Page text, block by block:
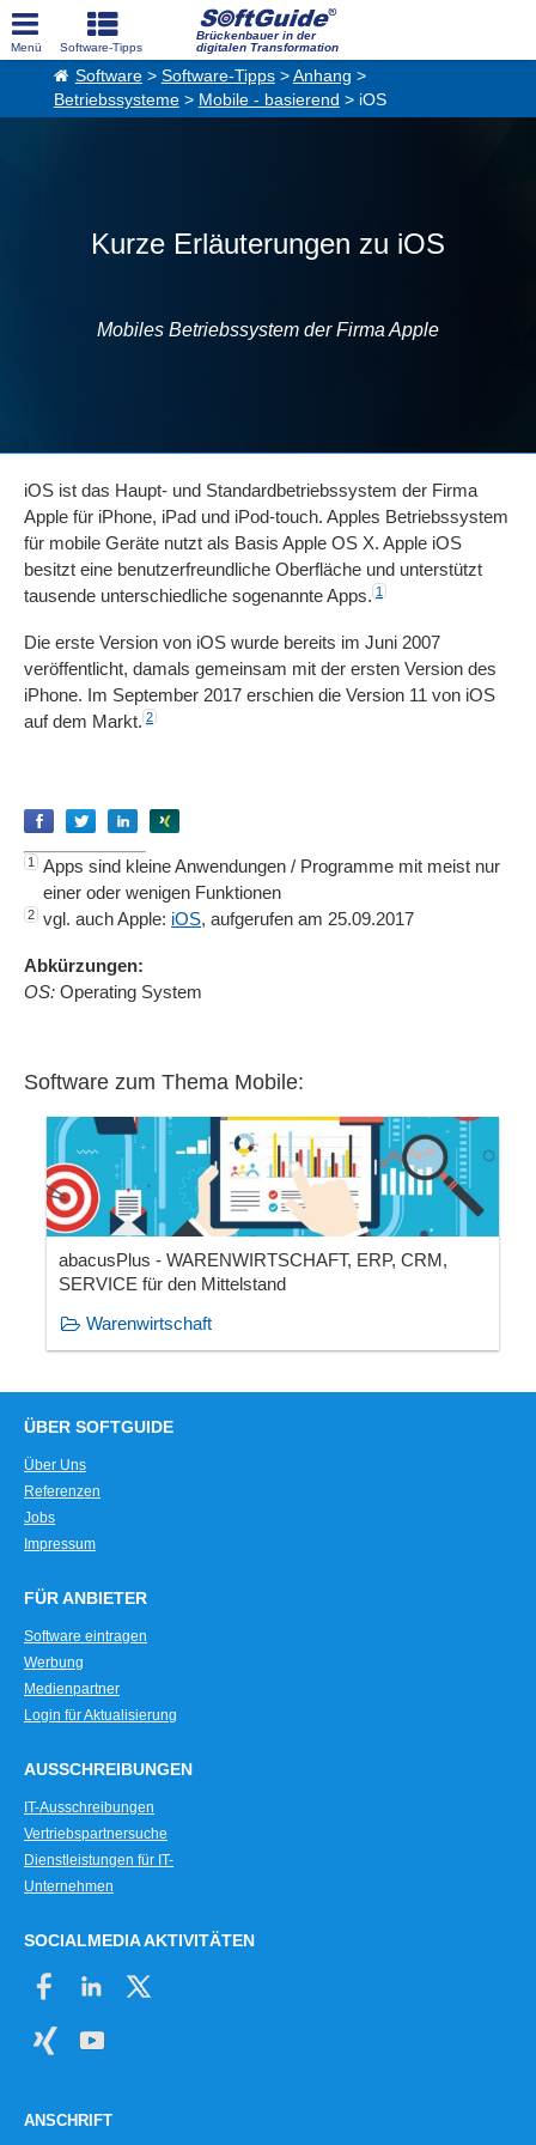
Brückenbauer in der
digitalen Transformation
Software> Software-Tipps> Anhang >
Betriebssysteme> Mobile - basierend > iOS
Kurze Erläuterungen zu iOS
Mobiles Betriebssystem der Firma Apple
iOS ist das Haupt- und Standardbetriebssystem der Firma
Apple für iPhone, iPad und iPod-touch. Apples Betriebssystem
für mobile Geräte nutzt als Basis Apple OS X. Apple iOS
besitzt eine benutzerfreundliche Oberfläche und unterstützt
tausende unterschiedliche sogenannte Apps. 1
Die erste Version von iOS wurde bereits im Juni 2007
veröffentlicht, damals gemeinsam mit der ersten Version des
iPhone. Im September 2017 erschien die Version 11 von iOS
auf dem Markt. 2
EmpfehlenEmpfehlenEmpfehlen
1
Apps sind kleine Anwendungen / Programme mit meist nur
einer oder wenigen Funktionen
2 vgl. auch Apple: iOS, aufgerufen am 25.09.2017
Abkürzungen:
OS: Operating System
Software zum Thema Mobile:
abacusPlus - WARENWIRTSCHAFT, ERP, CRM,
SERVICE für den Mittelstand
Warenwirtschaft
ÜBER SOFTGUIDE
Über Uns
Referenzen
Jobs
Impressum
FÜR ANBIETER
Software eintragen
Werbung
Medienpartner
Login für Aktualisierung
AUSSCHREIBUNGEN
IT-Ausschreibungen
Vertriebspartnersuche
Dienstleistungen für IT-
Unternehmen
SOCIALMEDIA AKTIVITÄTEN
ANSCHRIFT